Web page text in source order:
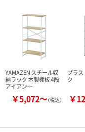
YAMAZEN スチール収
納ラック 木製棚板 4段
アイアン…
￥5,072～（税込）
プラ
ク
￥